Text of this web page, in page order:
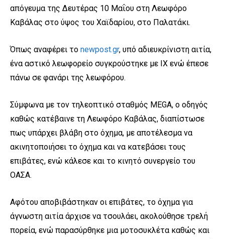
απόγευμα της Δευτέρας 10 Μαΐου στη Λεωφόρο
Καβάλας στο ύψος του Χαϊδαρίου, στο Παλατάκι.
Όπως αναφέρει το newpost.gr, υπό αδιευκρίνιστη αιτία,
ένα αστικό λεωφορείο συγκρούστηκε με ΙΧ ενώ έπεσε
πάνω σε φανάρι της λεωφόρου.
Σύμφωνα με τον τηλεοπτικό σταθμός MEGA, ο οδηγός
καθώς κατέβαινε τη Λεωφόρο Καβάλας, διαπίστωσε
πως υπάρχει βλάβη στο όχημα, με αποτέλεσμα να
ακινητοποιήσει το όχημα και να κατεβάσει τους
επιβάτες, ενώ κάλεσε και το κινητό συνεργείο του
ΟΑΣΑ.
Αφότου αποβιβάστηκαν οι επιβάτες, το όχημα για
άγνωστη αιτία άρχισε να τσουλάει, ακολούθησε τρελή
πορεία, ενώ παρασύρθηκε μια μοτοσυκλέτα καθώς και